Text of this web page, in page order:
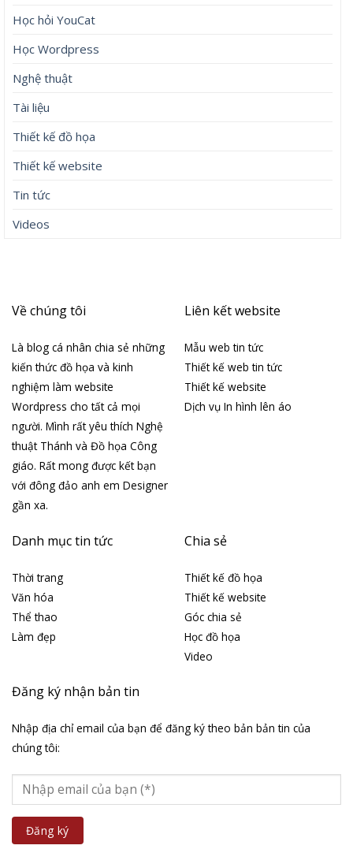
Học hỏi YouCat
Học Wordpress
Nghệ thuật
Tài liệu
Thiết kế đồ họa
Thiết kế website
Tin tức
Videos
Về chúng tôi
Là blog cá nhân chia sẻ những
kiến thức đồ họa và kinh
nghiệm làm website
Wordpress cho tất cả mọi
người. Mình rất yêu thích Nghệ
thuật Thánh và Đồ họa Công
giáo. Rất mong được kết bạn
với đông đảo anh em Designer
gần xa.
Liên kết website
Mẫu web tin tức
Thiết kế web tin tức
Thiết kế website
Dịch vụ In hình lên áo
Danh mục tin tức
Thời trang
Văn hóa
Thể thao
Làm đẹp
Chia sẻ
Thiết kế đồ họa
Thiết kế website
Góc chia sẻ
Học đồ họa
Video
Đăng ký nhận bản tin
Nhập địa chỉ email của bạn để đăng ký theo bản bản tin của
chúng tôi: